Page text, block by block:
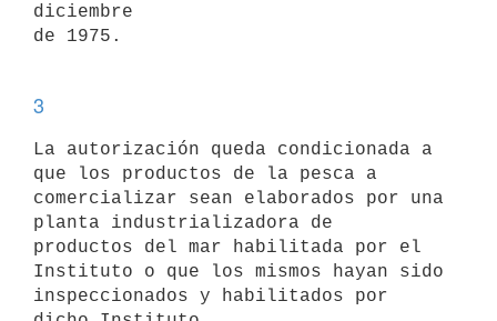
diciembre
de 1975.
3
La autorización queda condicionada a
que los productos de la pesca a
comercializar sean elaborados por una
planta industrializadora de
productos del mar habilitada por el
Instituto o que los mismos hayan sido
inspeccionados y habilitados por